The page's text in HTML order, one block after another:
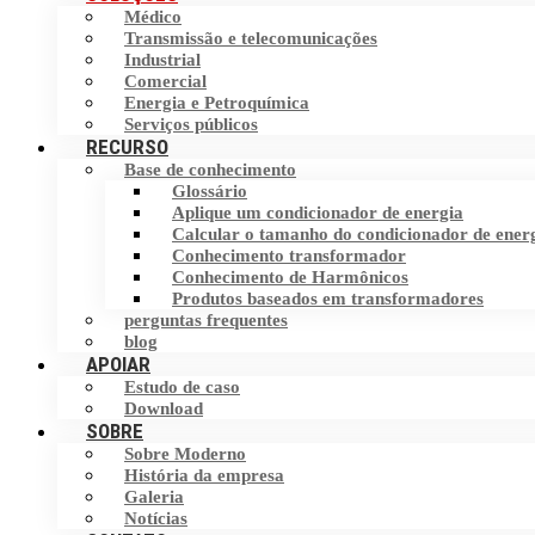
Chave de transferência estática (STS)
Armazenamento de energia
Filtro Harmônico
Dispositivo de Correção do Fator de
Potência (PFC)
Eliminador de corrente neutra (NCE)
Dispositivo de proteção contra surtos
Médico
Transmissão e telecomunicações
Industrial
Comercial
Energia e Petroquímica
Serviços públicos
RECURSO
Base de conhecimento
Glossário
Aplique um condicionador de energia
Calcular o tamanho do condicionador de
Conhecimento transformador
Conhecimento de Harmônicos
Produtos baseados em transformadores
perguntas frequentes
blog
APOIAR
Estudo de caso
Download
SOBRE
Sobre Moderno
História da empresa
Galeria
Notícias